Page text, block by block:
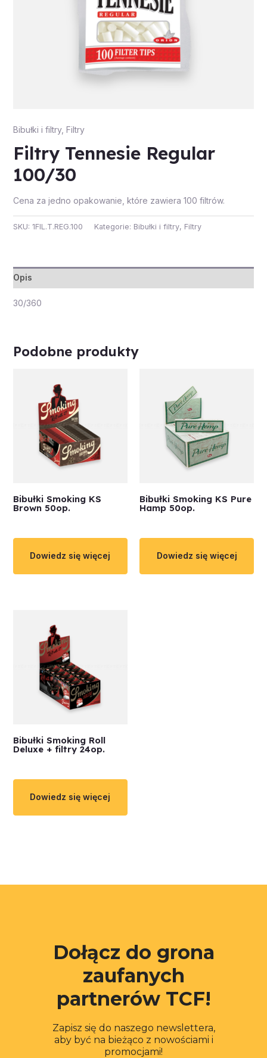
Bibułki i filtry, Filtry
Filtry Tennesie Regular
100/30
Cena za jedno opakowanie, które zawiera 100 filtrów.
SKU: 1FIL.T.REG.100 Kategorie: Bibułki i filtry, Filtry
Opis
30/360
Podobne produkty
Bibułki Smoking KS
Brown 50op.
Dowiedz się więcej
Bibułki Smoking KS Pure
Hamp 50op.
Dowiedz się więcej
Bibułki Smoking Roll
Deluxe + filtry 24op.
Dowiedz się więcej
Dołącz do grona
zaufanych
partnerów TCF!
Zapisz się do naszego newslettera,
aby być na bieżąco z nowościami i
promocjami!